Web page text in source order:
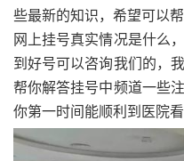
些最新的知识，希望可以帮
网上挂号真实情况是什么
到好号可以咨询我们的，
帮你解答挂号中频道一些
你第一时间能顺利到医院看